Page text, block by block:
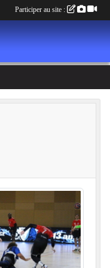
Participer au site :